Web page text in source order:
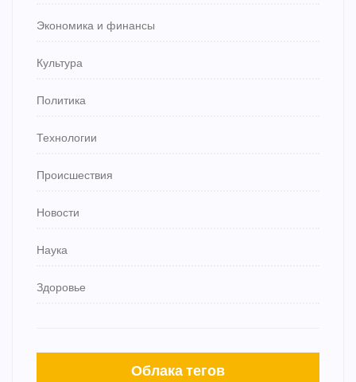
Экономика и финансы
Культура
Политика
Технологии
Происшествия
Новости
Наука
Здоровье
Облака тегов